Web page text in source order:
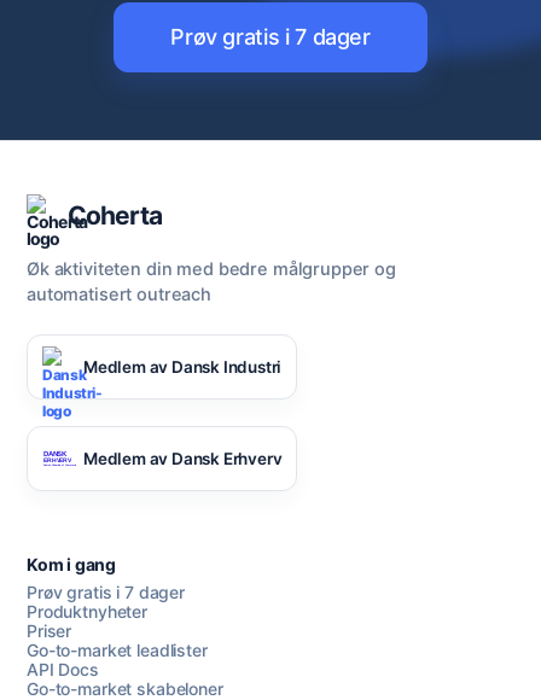
Prøv gratis i 7 dager
Coherta
Øk aktiviteten din med bedre målgrupper og
automatisert outreach
Medlem av Dansk Industri
Medlem av Dansk Erhverv
Kom i gang
Prøv gratis i 7 dager
Produktnyheter
Priser
Go-to-market leadlister
API Docs
Go-to-market skabeloner